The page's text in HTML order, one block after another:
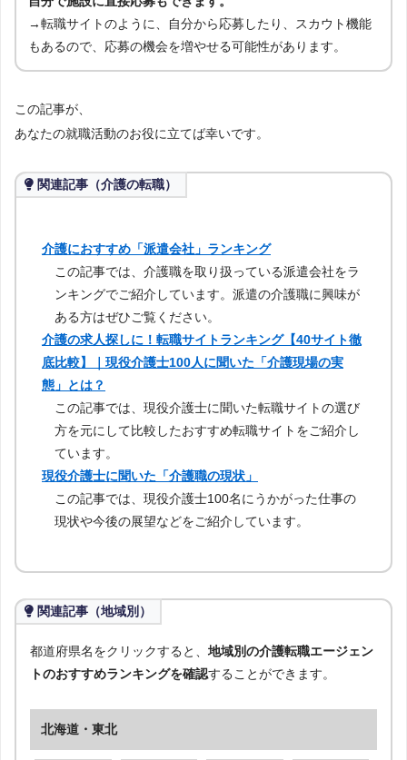
→転職サイトのように、自分から応募したり、スカウト機能
もあるので、応募の機会を増やせる可能性があります。
この記事が、
あなたの就職活動のお役に立てば幸いです。
関連記事（介護の転職）
介護におすすめ「派遣会社」ランキング
この記事では、介護職を取り扱っている派遣会社をラ
ンキングでご紹介しています。派遣の介護職に興味が
ある方はぜひご覧ください。
介護の求人探しに！転職サイトランキング【40サイト徹
底比較】｜現役介護士100人に聞いた「介護現場の実
態」とは？
この記事では、現役介護士に聞いた転職サイトの選び
方を元にして比較したおすすめ転職サイトをご紹介し
ています。
現役介護士に聞いた「介護職の現状」
この記事では、現役介護士100名にうかがった仕事の
現状や今後の展望などをご紹介しています。
関連記事（地域別）
都道府県名をクリックすると、 地域別の介護転職エージェン
トのおすすめランキングを確認することができます。
北海道・東北